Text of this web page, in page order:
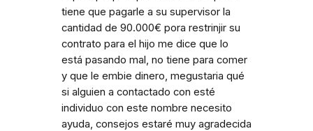
tiene que pagarle a su supervisor la
cantidad de 90.000€ pora restrinjir su
contrato para el hijo me dice que lo
está pasando mal, no tiene para comer
y que le embie dinero, megustaria qué
si alguien a contactado con esté
individuo con este nombre necesito
ayuda, consejos estaré muy agradecida